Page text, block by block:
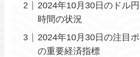
2024年10月30日のドル
時間の状況
2024年10月30日の注目
の重要経済指標